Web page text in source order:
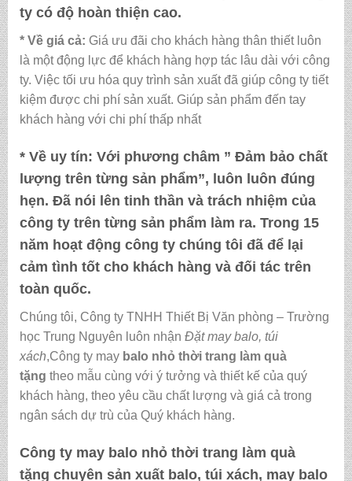
ty có độ hoàn thiện cao.
* Về giá cả: Giá ưu đãi cho khách hàng thân thiết luôn
là một động lực để khách hàng hợp tác lâu dài với công
ty. Việc tối ưu hóa quy trình sản xuất đã giúp công ty tiết
kiệm được chi phí sản xuất. Giúp sản phẩm đến tay
khách hàng với chi phí thấp nhất
* Về uy tín: Với phương châm ” Đảm bảo chất
lượng trên từng sản phẩm”, luôn luôn đúng
hẹn. Đã nói lên tinh thần và trách nhiệm của
công ty trên từng sản phẩm làm ra. Trong 15
năm hoạt động công ty chúng tôi đã để lại
cảm tình tốt cho khách hàng và đối tác trên
toàn quốc.
Chúng tôi, Công ty TNHH Thiết Bị Văn phòng – Trường
học Trung Nguyên luôn nhận Đặt may balo, túi
xách,Công ty may balo nhỏ thời trang làm quà
tặng theo mẫu cùng với ý tưởng và thiết kế của quý
khách hàng, theo yêu cầu chất lượng và giá cả trong
ngân sách dự trù của Quý khách hàng.
Công ty may balo nhỏ thời trang làm quà
tặng chuyên sản xuất balo, túi xách, may balo